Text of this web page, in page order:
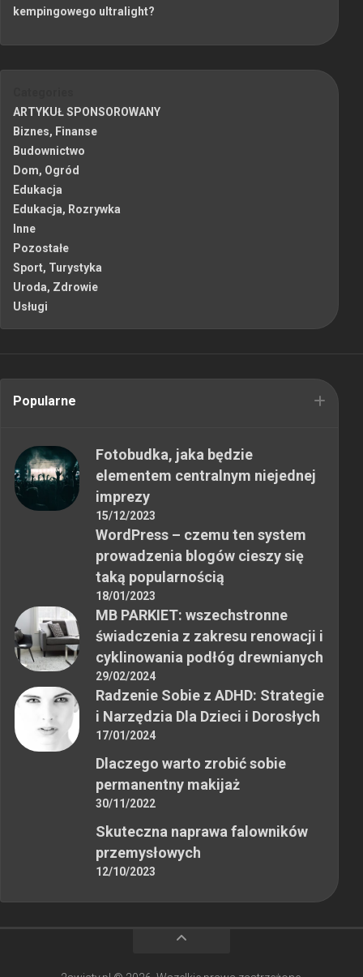
kempingowego ultralight?
ARTYKUŁ SPONSOROWANY
Biznes, Finanse
Budownictwo
Dom, Ogród
Edukacja
Edukacja, Rozrywka
Inne
Pozostałe
Sport, Turystyka
Uroda, Zdrowie
Usługi
Popularne
Fotobudka, jaka będzie
elementem centralnym niejednej
imprezy
15/12/2023
WordPress – czemu ten system
prowadzenia blogów cieszy się
taką popularnością
18/01/2023
MB PARKIET: wszechstronne
świadczenia z zakresu renowacji i
cyklinowania podłóg drewnianych
29/02/2024
Radzenie Sobie z ADHD: Strategie
i Narzędzia Dla Dzieci i Dorosłych
17/01/2024
Dlaczego warto zrobić sobie
permanentny makijaż
30/11/2022
Skuteczna naprawa falowników
przemysłowych
12/10/2023